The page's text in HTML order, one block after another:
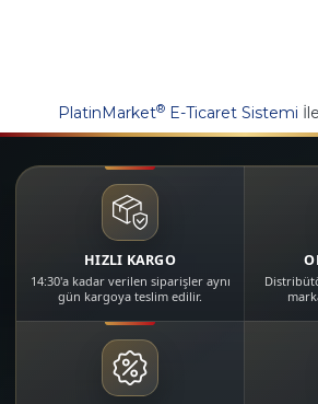
PlatinMarket® E-Ticaret Sistemi
HIZLI KARGO
14:30'a kadar verilen siparişler aynı
gün kargoya teslim edilir.